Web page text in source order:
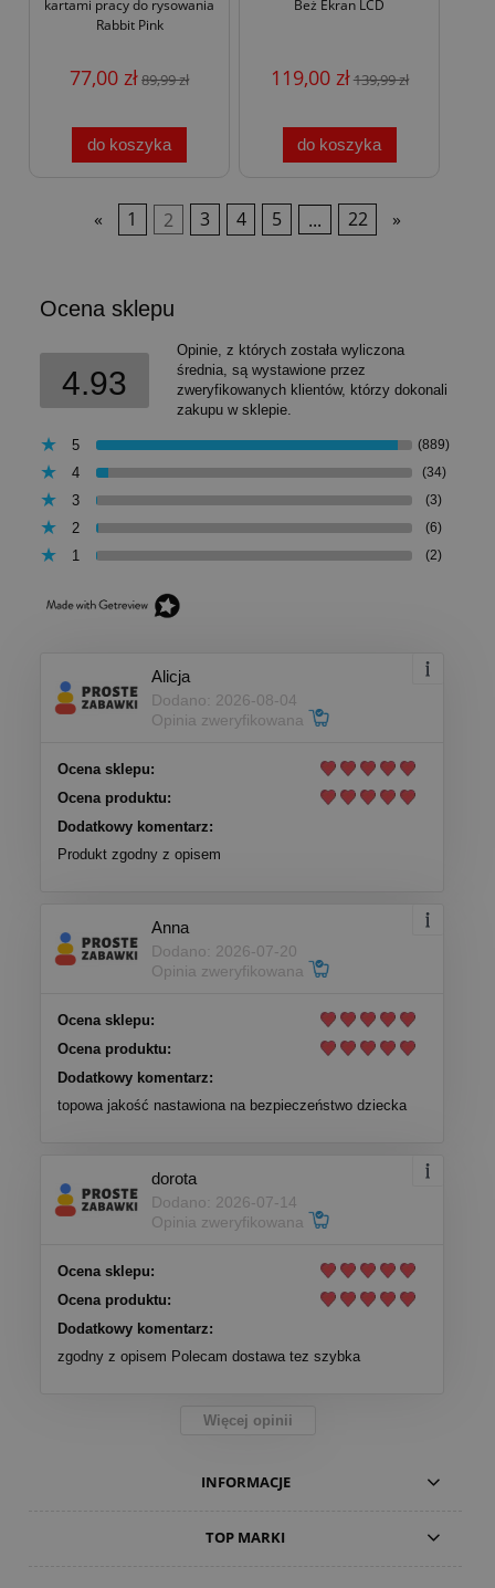
kartami pracy do rysowania
Rabbit Pink
77,00 zł89,99 zł
do koszyka
Beż Ekran LCD
119,00 zł139,99 zł
do koszyka
« 1 2 3 4 5 ... 22 »
Ocena sklepu
4.93
Opinie, z których została wyliczona
średnia, są wystawione przez
zweryfikowanych klientów, którzy dokonali
zakupu w sklepie.
5 (889)
4 (34)
3 (3)
2 (6)
1 (2)
Alicja
Dodano: 2026-08-04
Opinia zweryfikowana
Ocena sklepu:
Ocena produktu:
Dodatkowy komentarz:
Produkt zgodny z opisem
Anna
Dodano: 2026-07-20
Opinia zweryfikowana
Ocena sklepu:
Ocena produktu:
Dodatkowy komentarz:
topowa jakość nastawiona na bezpieczeństwo dziecka
dorota
Dodano: 2026-07-14
Opinia zweryfikowana
Ocena sklepu:
Ocena produktu:
Dodatkowy komentarz:
zgodny z opisem Polecam dostawa tez szybka
Więcej opinii
INFORMACJE
TOP MARKI